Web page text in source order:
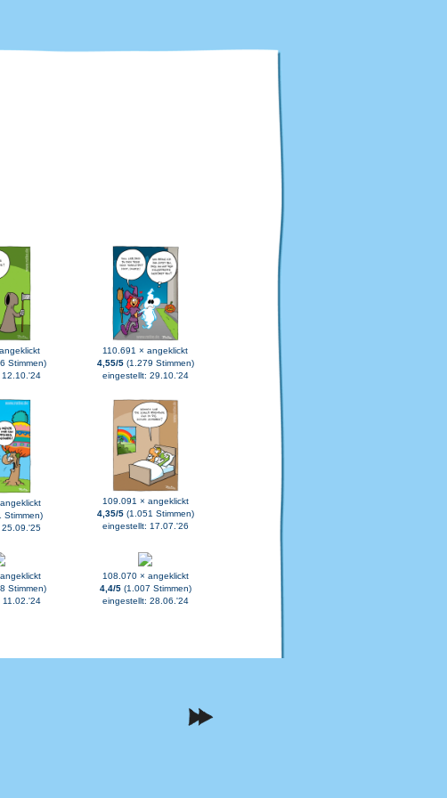
Stimmen)
12.10.'24
110.691 × angeklickt
4,55/5(1.279 Stimmen)
eingestellt: 29.10.'24
Stimmen)
25.09.'25
109.091 × angeklickt
4,35/5(1.051 Stimmen)
eingestellt: 17.07.'26
Stimmen)
11.02.'24
108.070 × angeklickt
4,4/5(1.007 Stimmen)
eingestellt: 28.06.'24